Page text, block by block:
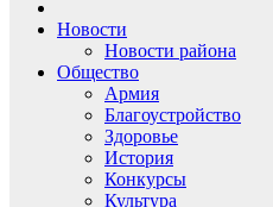
Новости
Новости района
Общество
Армия
Благоустройство
Здоровье
История
Конкурсы
Культура